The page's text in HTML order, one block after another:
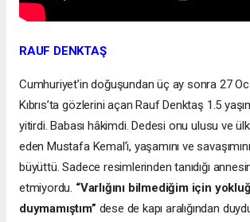
RAUF DENKTAŞ
Cumhuriyet’in doğuşundan üç ay sonra 27
Kıbrıs’ta gözlerini açan Rauf Denktaş 1.5
yitirdi. Babası hâkimdi. Dedesi onu ulusu ve
eden Mustafa Kemal’i, yaşamını ve
büyüttü. Sadece resimlerinden tanıdığı
etmiyordu. “Varlığını bilmediğim için
duymamıştım” dese de kapı aralığından